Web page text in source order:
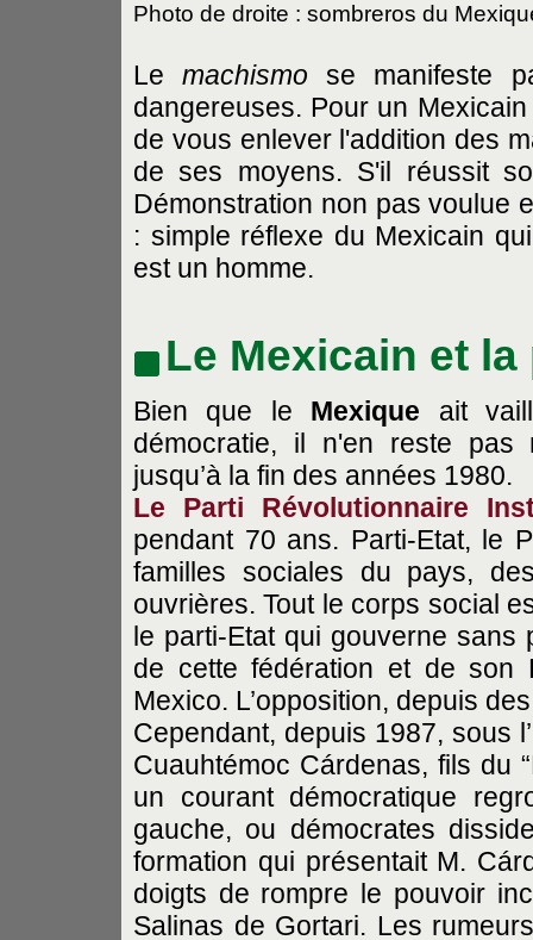
Photo de droite : sombreros du
Lemachismo se manifeste
dangereuses. Pour un
de vous enlever l'addition des
de ses moyens. S'il réussit
Démonstration non pas voulue
: simple réflexe du Mexicain
est un homme.
Le Mexicain et
Bien que le Mexique ait
démocratie, il n'en reste pas
jusqu’à la fin des années 1980.
Le Parti Révolutionnaire
pendant 70 ans. Parti-Etat, le
familles sociales du pays,
ouvrières. Tout le corps social
le parti-Etat qui gouverne sans
de cette fédération et de son
Mexico. L’opposition, depuis
Cependant, depuis 1987, sous
Cuauhtémoc Cárdenas, fils du
un courant démocratique
gauche, ou démocrates
formation qui présentait M.
doigts de rompre le pouvoir
Salinas de Gortari. Les